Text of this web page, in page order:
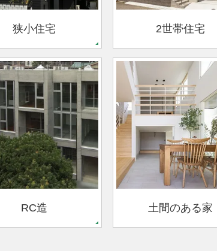
狭小住宅 2世帯住宅
RC造 土間のある家